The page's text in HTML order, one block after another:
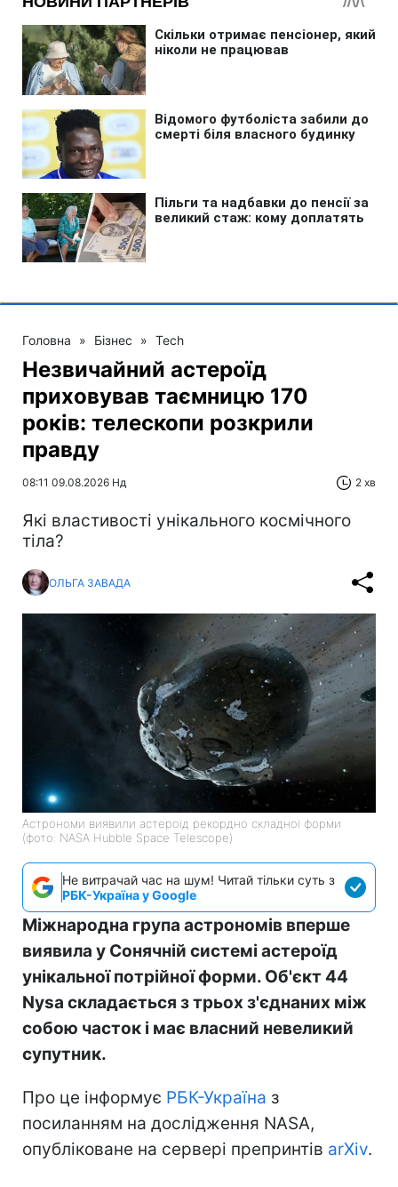
Головна » Бізнес » Tech
Незвичайний астероїд
приховував таємницю 170
років: телескопи розкрили
правду
08:11 09.08.2026 Нд 2 хв
Які властивості унікального космічного
тіла?
ОЛЬГА ЗАВАДА
Астрономи виявили астероїд рекордно складної форми
(фото: NASA Hubble Space Telescope)
Не витрачай час на шум! Читай тільки суть з
РБК-Україна у Google
Міжнародна група астрономів вперше
виявила у Сонячній системі астероїд
унікальної потрійної форми. Об'єкт 44
Nysa складається з трьох з'єднаних між
собою часток і має власний невеликий
супутник.
Про це інформує РБК-Україна з
посиланням на дослідження NASA,
опубліковане на сервері препринтів arXiv.